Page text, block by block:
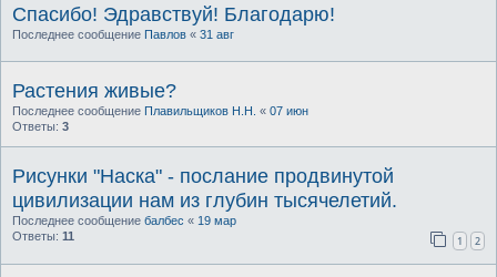
Спасибо! Эдравствуй! Благодарю!
Последнее сообщение Павлов « 31 авг
Растения живые?
Последнее сообщение Плавильщиков Н.Н. « 07 июн
Ответы: 3
Рисунки "Наска" - послание продвинутой
цивилизации нам из глубин тысячелетий.
Последнее сообщение балбес « 19 мар
Ответы: 11 1 2